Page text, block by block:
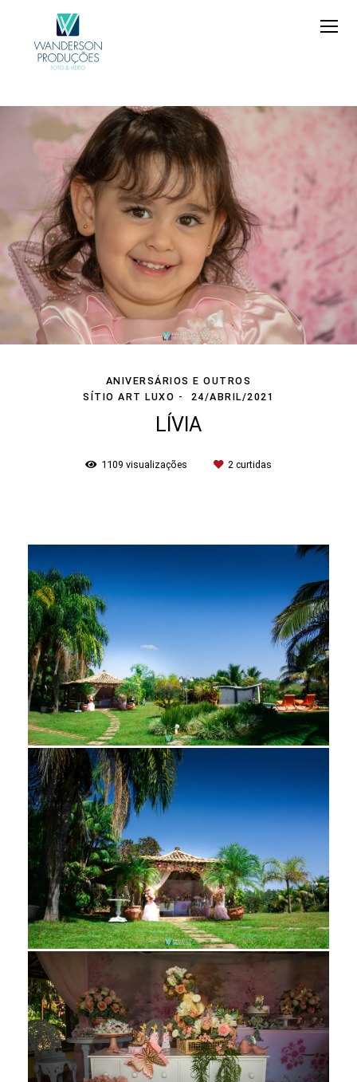
ANIVERSÁRIOS E OUTROS
SÍTIO ART LUXO
24/ABRIL/2021
LÍVIA
1109 visualizações 2 curtidas